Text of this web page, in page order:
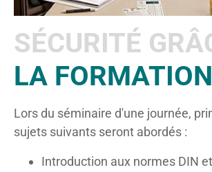
SÉCURITÉ
LA
Lors du séminaire d'une journée,
sujets suivants seront abordés :
Introduction aux normes DIN